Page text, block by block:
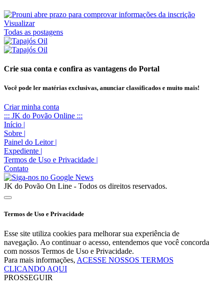
Visualizar
Todas as postagens
Crie sua conta e confira as vantagens do Portal
Você pode ler matérias exclusivas, anunciar classificados e muito mais!
Criar minha conta
::: JK do Povão Online :::
Início |
Sobre |
Painel do Leitor |
Expediente |
Termos de Uso e Privacidade |
Contato
JK do Povão On Line - Todos os direitos reservados.
Termos de Uso e Privacidade
Esse site utiliza cookies para melhorar sua experiência de
navegação. Ao continuar o acesso, entendemos que você concorda
com nossos Termos de Uso e Privacidade.
Para mais informações, ACESSE NOSSOS TERMOS
CLICANDO AQUI
PROSSEGUIR